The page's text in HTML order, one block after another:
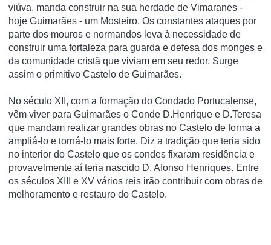
viúva, manda construir na sua herdade de Vimaranes -
hoje Guimarães - um Mosteiro. Os constantes ataques por
parte dos mouros e normandos leva à necessidade de
construir uma fortaleza para guarda e defesa dos monges e
da comunidade cristã que viviam em seu redor. Surge
assim o primitivo Castelo de Guimarães.
No século XII, com a formação do Condado Portucalense,
vêm viver para Guimarães o Conde D.Henrique e D.Teresa
que mandam realizar grandes obras no Castelo de forma a
ampliá-lo e torná-lo mais forte. Diz a tradição que teria sido
no interior do Castelo que os condes fixaram residência e
provavelmente aí teria nascido D. Afonso Henriques. Entre
os séculos XIII e XV vários reis irão contribuir com obras de
melhoramento e restauro do Castelo.